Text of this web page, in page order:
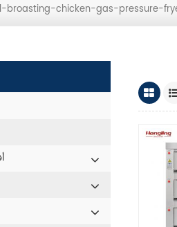
broasting-chicken-gas-pressure-